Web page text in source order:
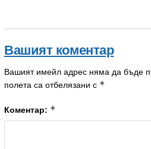
Вашият коментар
Вашият имейл адрес няма да бъде
полета са отбелязани с *
Коментар: *